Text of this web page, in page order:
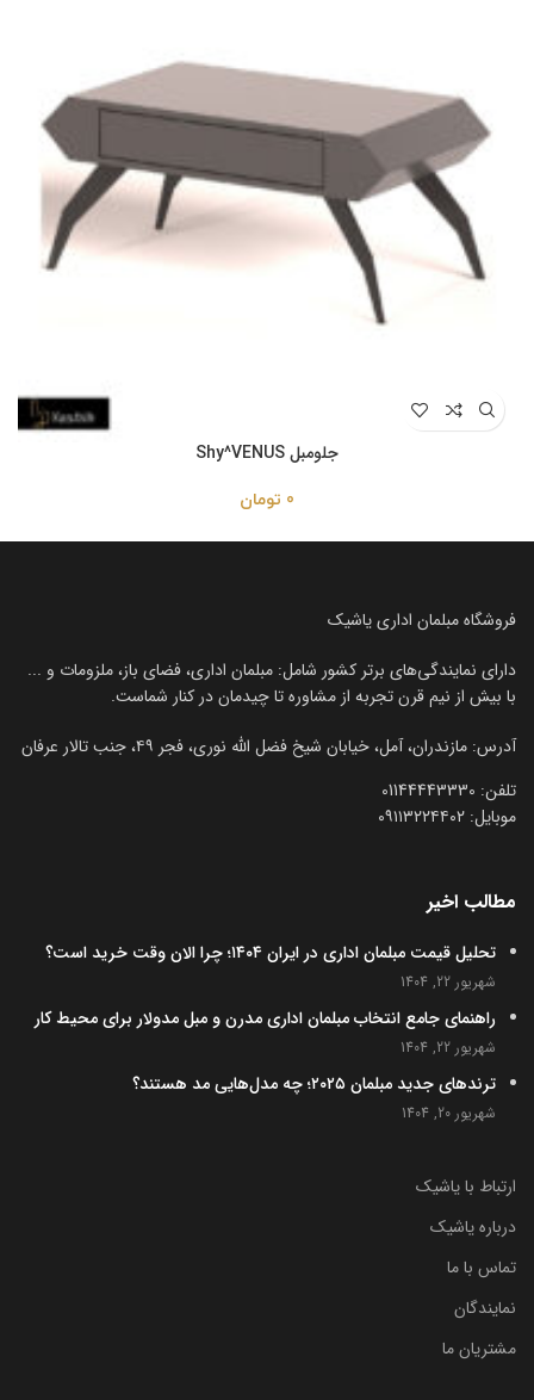
جلومبل Shy^VENUS
0 تومان
فروشگاه مبلمان اداری یاشیک
دارای نمایندگی‌های برتر کشور شامل: مبلمان اداری، فضای باز، ملزومات و ...
با بیش از نیم قرن تجربه از مشاوره تا چیدمان در کنار شماست.
آدرس: مازندران، آمل، خیابان شیخ فضل الله نوری، فجر ۴۹، جنب تالار عرفان
تلفن:‌ 01144443330
موبایل:‌ ۰۹۱۱۳۲۲۴۴۰۲
مطالب اخیر
تحلیل قیمت مبلمان اداری در ایران ۱۴۰۴؛ چرا الان وقت خرید است؟
شهریور 22, 1404
راهنمای جامع انتخاب مبلمان اداری مدرن و مبل مدولار برای محیط کار
شهریور 22, 1404
ترندهای جدید مبلمان ۲۰۲۵؛ چه مدل‌هایی مد هستند؟
شهریور 20, 1404
ارتباط با یاشیک
درباره یاشیک
تماس با ما
نمایندگان
مشتریان ما